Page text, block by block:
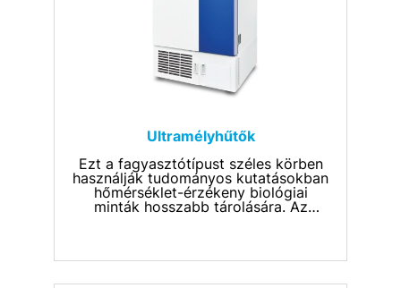
Ultramélyhűtők
Ezt a fagyasztótípust széles körben
használják tudományos kutatásokban
hőmérséklet-érzékeny biológiai
minták hosszabb tárolására. Az
Az Esco Lexicon® II Ultra-alacsony